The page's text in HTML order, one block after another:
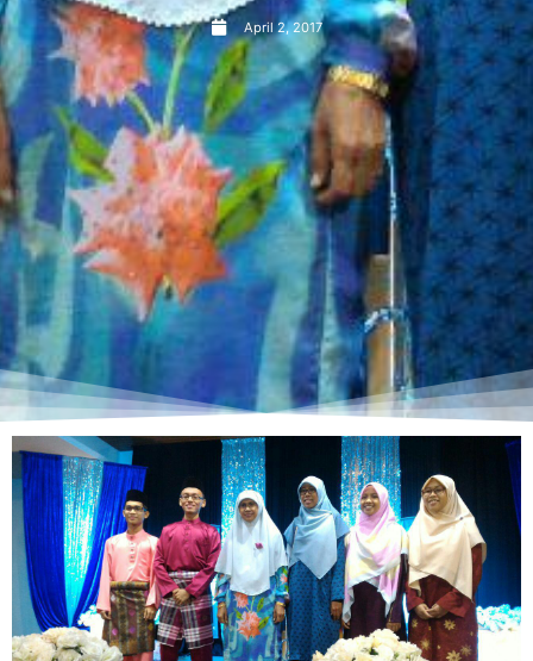
April 2, 2017